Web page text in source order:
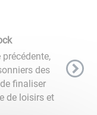
des
finaliser
de loisirs et